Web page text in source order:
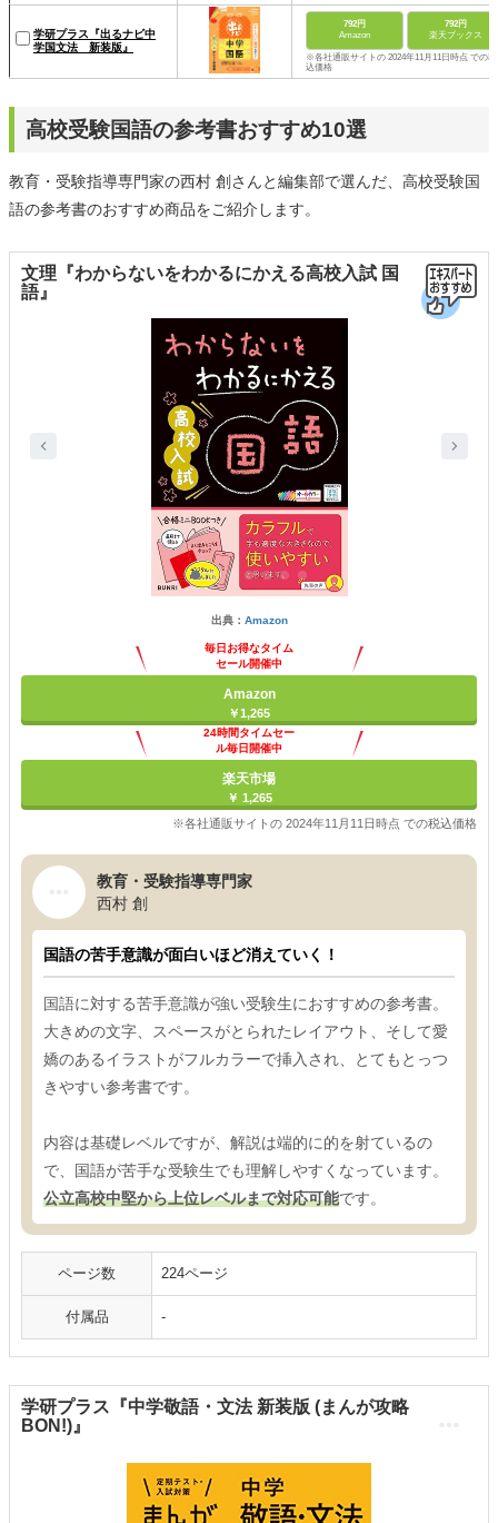
学研プラス『出るナビ中
学国文法 新装版』
792円
Amazon
792円
楽天ブックス
※各社通販サイトの 2024年11月11日時点 での税
込価格
高校受験国語の参考書おすすめ10選
教育・受験指導専門家の西村 創さんと編集部で選んだ、高校受験国
語の参考書のおすすめ商品をご紹介します。
文理『わからないをわかるにかえる高校入試 国
語』
出典： Amazon
毎日お得なタイム
セール開催中
Amazon
￥1,265
24時間タイムセー
ル毎日開催中
楽天市場
￥ 1,265
※各社通販サイトの 2024年11月11日時点 での税込価格
教育・受験指導専門家
西村 創
国語の苦手意識が面白いほど消えていく！
国語に対する苦手意識が強い受験生におすすめの参考書。
大きめの文字、スペースがとられたレイアウト、そして愛
嬌のあるイラストがフルカラーで挿入され、とてもとっつ
きやすい参考書です。
内容は基礎レベルですが、解説は端的に的を射ているの
で、国語が苦手な受験生でも理解しやすくなっています。
公立高校中堅から上位レベルまで対応可能です。
ページ数 224ページ
付属品 -
学研プラス『中学敬語・文法 新装版 (まんが攻略
BON!)』